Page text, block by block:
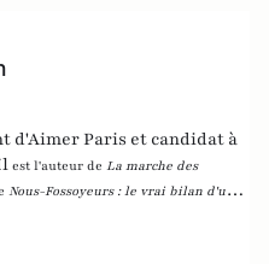
d'Aimer Paris et candidat à
est l'auteur de La marche des
Nous-Fossoyeurs : le vrai bilan d'un